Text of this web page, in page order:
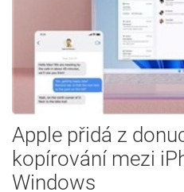
Apple přidá z
kopírování mezi
Windows